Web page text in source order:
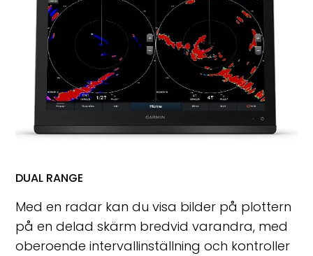
DUAL RANGE
Med en radar kan du visa bilder på plottern
på en delad skärm bredvid varandra, med
oberoende intervallinställning och kontroller